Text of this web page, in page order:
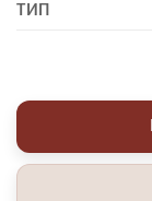
ТИП